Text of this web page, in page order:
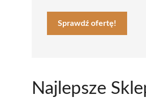
Sprawdź ofertę!
Najlepsze